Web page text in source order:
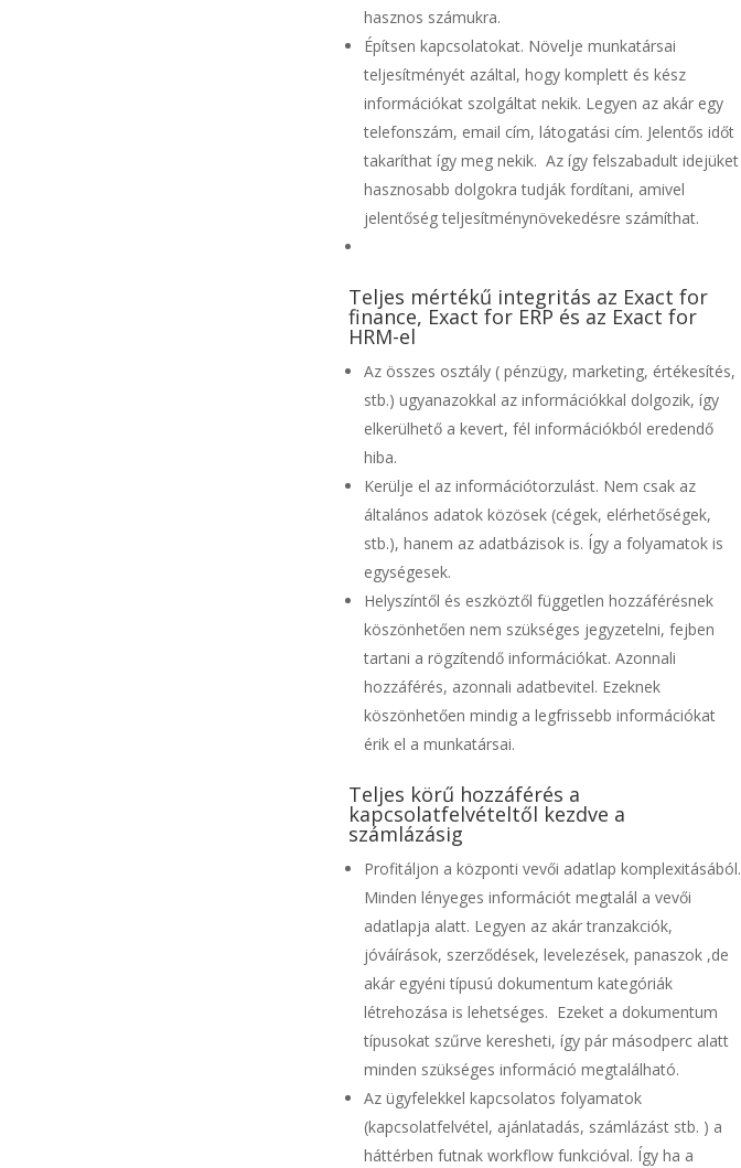
hasznos számukra.
Építsen kapcsolatokat. Növelje munkatársai
teljesítményét azáltal, hogy komplett és kész
információkat szolgáltat nekik. Legyen az akár egy
telefonszám, email cím, látogatási cím. Jelentős időt
takaríthat így meg nekik. Az így felszabadult idejüket
hasznosabb dolgokra tudják fordítani, amivel
jelentőség teljesítménynövekedésre számíthat.
Teljes mértékű integritás az Exact for
finance, Exact for ERP és az Exact for
HRM-el
Az összes osztály ( pénzügy, marketing, értékesítés,
stb.) ugyanazokkal az információkkal dolgozik, így
elkerülhető a kevert, fél információkból eredendő
hiba.
Kerülje el az információtorzulást. Nem csak az
általános adatok közösek (cégek, elérhetőségek,
stb.), hanem az adatbázisok is. Így a folyamatok is
egységesek.
Helyszíntől és eszköztől független hozzáférésnek
köszönhetően nem szükséges jegyzetelni, fejben
tartani a rögzítendő információkat. Azonnali
hozzáférés, azonnali adatbevitel. Ezeknek
köszönhetően mindig a legfrissebb információkat
érik el a munkatársai.
Teljes körű hozzáférés a
kapcsolatfelvételtől kezdve a
számlázásig
Profitáljon a központi vevői adatlap komplexitásából.
Minden lényeges információt megtalál a vevői
adatlapja alatt. Legyen az akár tranzakciók,
jóváírások, szerződések, levelezések, panaszok ,de
akár egyéni típusú dokumentum kategóriák
létrehozása is lehetséges. Ezeket a dokumentum
típusokat szűrve keresheti, így pár másodperc alatt
minden szükséges információ megtalálható.
Az ügyfelekkel kapcsolatos folyamatok
(kapcsolatfelvétel, ajánlatadás, számlázást stb. ) a
háttérben futnak workflow funkcióval. Így ha a